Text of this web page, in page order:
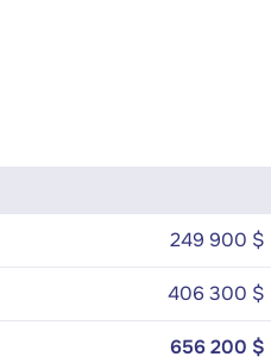
249 900 $
406 300 $
656 200 $